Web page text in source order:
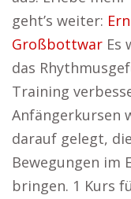
geht’s weiter:
Großbottwar Es
das
Training
Anfängerkursen
darauf gelegt,
Bewegungen im
bringen. 1 Kurs